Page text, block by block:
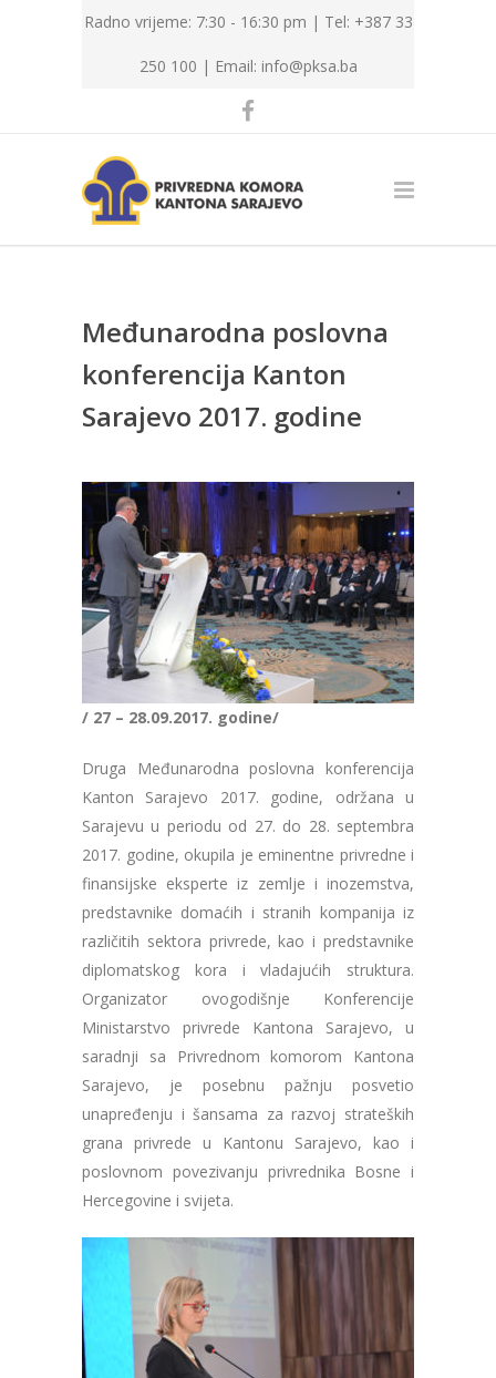
Radno vrijeme: 7:30 - 16:30 pm | Tel: +387 33
250 100 | Email: info@pksa.ba
Međunarodna poslovna
konferencija Kanton
Sarajevo 2017. godine
/ 27 – 28.09.2017. godine/
Druga Međunarodna poslovna konferencija
Kanton Sarajevo 2017. godine, održana u
Sarajevu u periodu od 27. do 28. septembra
2017. godine, okupila je eminentne privredne i
finansijske eksperte iz zemlje i inozemstva,
predstavnike domaćih i stranih kompanija iz
različitih sektora privrede, kao i predstavnike
diplomatskog kora i vladajućih struktura.
Organizator ovogodišnje Konferencije
Ministarstvo privrede Kantona Sarajevo, u
saradnji sa Privrednom komorom Kantona
Sarajevo, je posebnu pažnju posvetio
unapređenju i šansama za razvoj strateških
grana privrede u Kantonu Sarajevo, kao i
poslovnom povezivanju privrednika Bosne i
Hercegovine i svijeta.